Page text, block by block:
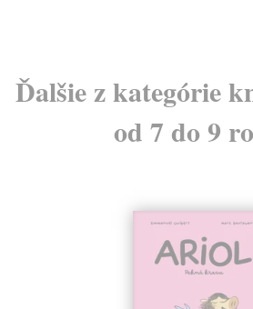
Ďalšie z kategórie
od 7 do 9